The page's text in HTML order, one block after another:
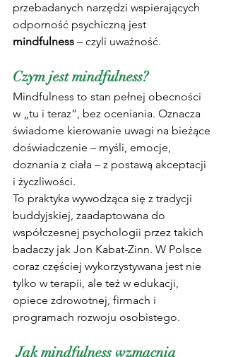
przebadanych narzędzi wspierających
odporność psychiczną jest
mindfulness – czyli uważność.
Czym jest mindfulness?
Mindfulness to stan pełnej obecności
w „tu i teraz”, bez oceniania. Oznacza
świadome kierowanie uwagi na bieżące
doświadczenie – myśli, emocje,
doznania z ciała – z postawą akceptacji
i życzliwości.
To praktyka wywodząca się z tradycji
buddyjskiej, zaadaptowana do
współczesnej psychologii przez takich
badaczy jak Jon Kabat-Zinn. W Polsce
coraz częściej wykorzystywana jest nie
tylko w terapii, ale też w edukacji,
opiece zdrowotnej, firmach i
programach rozwoju osobistego.
Jak mindfulness wzmacnia